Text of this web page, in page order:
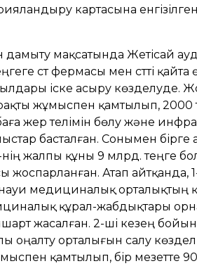
картасына
дамыту мақсатында Жетісай
сүт фермасы мен сүтті
іске асыру көзделуде.
жұмыспен қамтылып, 2000
жер телімін бөлу және
басталған. Сонымен бірге
жалпы құны 9 млрд. теңге
Атап айтқанда,
медициналық орталықтың
құрал-жабдықтары
жасалған. 2-ші кезең
оңалту орталығын салу
қамтылып, бір мезетте